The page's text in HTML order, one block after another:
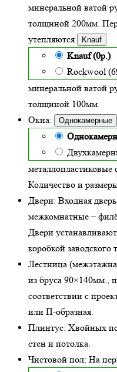
минеральной ватой
толщиной 200мм.
утепляются
Knauf
Knauf (0р.)
Rockwool
минеральной ватой
толщиной 100мм.
Окна:
Однокамерные
Количество и
Двери: Входная
межкомнатные –
Двери
коробкой заводского
Лестница
из бруса 90×140мм.,
соответствии с
или П-образная.
Плинтус: Хвойных
стен и потолка.
Чистовой пол: На